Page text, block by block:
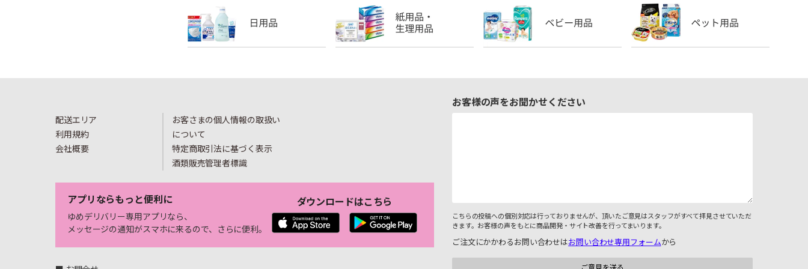
配送エリア
利用規約
会社概要
お客さまの個人情報の取扱い
について
特定商取引法に基づく表示
酒類販売管理者標識
アプリならもっと便利に
ゆめデリバリー専用アプリなら、
メッセージの通知がスマホに来るので、さらに便利。
ダウンロードはこちら
お客様の声をお聞かせください
こちらの投稿への個別対応は行っておりませんが、頂いたご意見はスタッフがすべて拝見させていただ
きます。お客様の声をもとに商品開発・サイト改善を行ってまいります。
ご注文にかかわるお問い合わせはお問い合わせ専用フォームから